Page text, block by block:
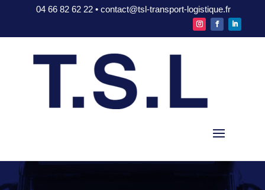
04 66 82 62 22 • contact@tsl-transport-logistique.fr